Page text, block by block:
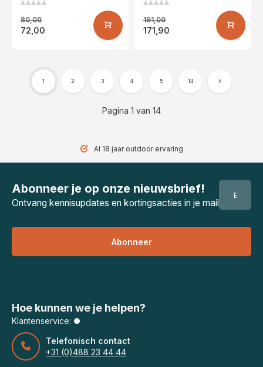
80,00
72,00
191,00
171,90
Pagina 1 van 14
1 2 3 4 5 14
Al 18 jaar outdoor ervaring
Abonneer je op onze nieuwsbrief!
Ontvang kennisupdates en kortingsacties in je mail
Abonneer
Hoe kunnen we je helpen?
Klantenservice:
Telefonisch contact
+31 (0)488 23 44 44